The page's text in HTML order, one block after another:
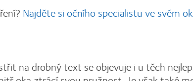
Najděte si očního specialistu ve svém
na drobný text se objevuje i u těch